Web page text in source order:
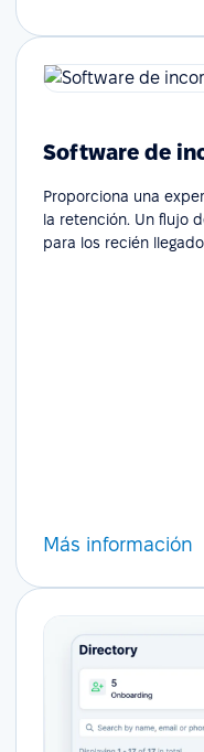
Software de
Proporciona una
la retención. Un flujo
para los recién
Más información